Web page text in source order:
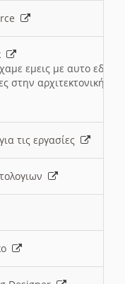
εμεις με αυτο εδω
στην αρχιτεκτονική
τις εργασίες